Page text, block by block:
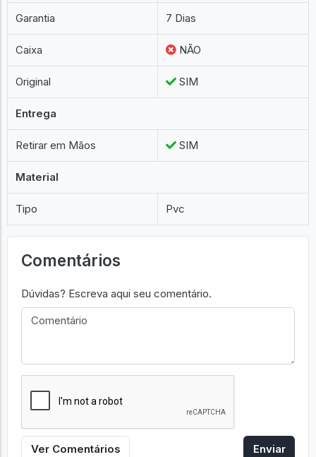
Garantia 7 Dias
Caixa NÃO
Original SIM
Entrega
Retirar em Mãos SIM
Material
Tipo Pvc
Comentários
Dúvidas? Escreva aqui seu comentário.
Ver Comentários Enviar